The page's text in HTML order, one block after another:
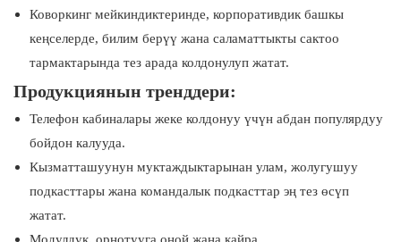
Коворкинг мейкиндиктеринде, корпоративдик башкы
кеңселерде, билим берүү жана саламаттыкты сактоо
тармактарында тез арада колдонулуп жатат.
Продукциянын тренддери:
Телефон кабиналары жеке колдонуу үчүн абдан популярдуу
бойдон калууда.
Кызматташуунун муктаждыктарынан улам, жолугушуу
подкасттары жана командалык подкасттар эң тез өсүп
жатат.